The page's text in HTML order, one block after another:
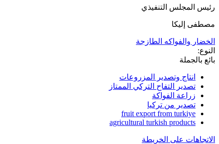
رئيس المجلس التنفيذي
مصطفى إليكا
الخضار والفواكه الطازجة
النوع:
بائع بالجملة
انتاج وتصدير المزروعات
تصدير التفاح التركي الممتاز
زراعة الفواكة
تصدير من تركيا
fruit export from turkiye
agricultural turkish products
الاتجاهات على الخريطة